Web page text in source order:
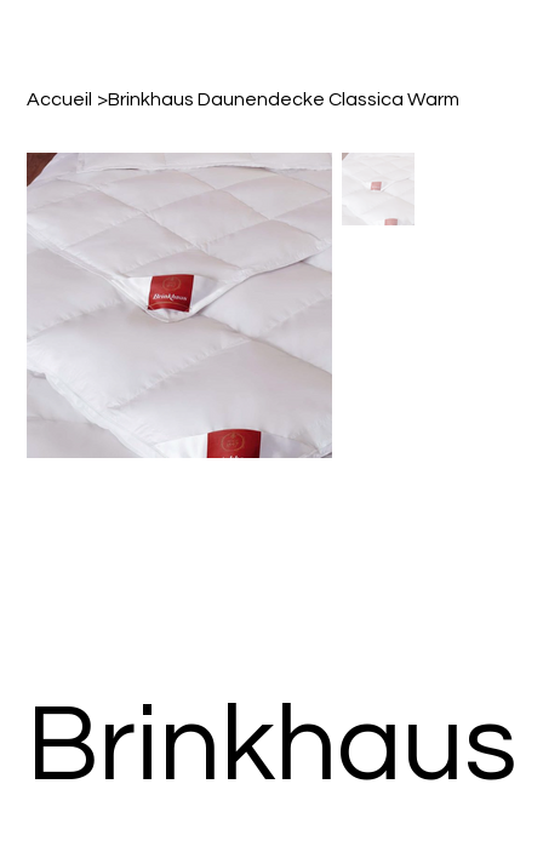
Accueil >Brinkhaus Daunendecke Classica Warm
Brinkhaus